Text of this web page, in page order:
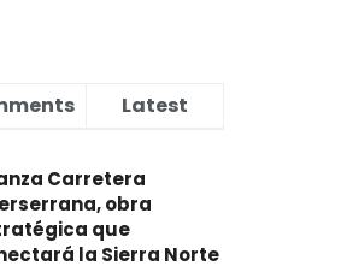
Latest
Carretera
obra
que
la Sierra Norte